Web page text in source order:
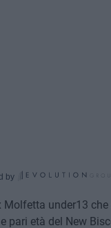
by
under13
pari età del New